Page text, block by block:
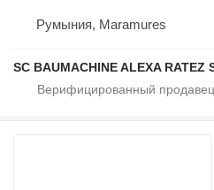
Румыния, Maramures
SC BAUMACHINE ALEXA RATEZ